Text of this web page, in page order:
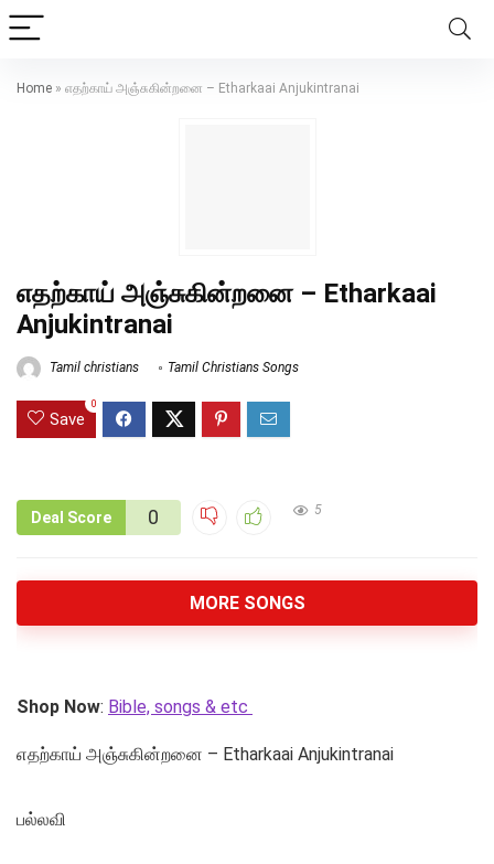
Home » எதற்காய் அஞ்சுகின்றனை – Etharkaai Anjukintranai
எதற்காய் அஞ்சுகின்றனை – Etharkaai
Anjukintranai
Tamil christians Tamil Christians Songs
Save
0
Deal Score 0 5
MORE SONGS
Shop Now: Bible, songs & etc
எதற்காய் அஞ்சுகின்றனை – Etharkaai Anjukintranai
பல்லவி